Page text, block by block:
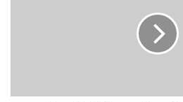
https://twitter.com/actualidadrb/